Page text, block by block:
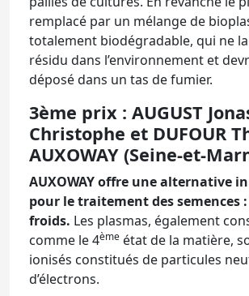
remplacé par un mélange de
totalement biodégradable, qui ne
résidu dans l’environnement et
déposé dans un tas de fumier.
3ème prix : AUGUST
Christophe et DUFOUR
AUXOWAY (Seine-et-
AUXOWAY offre une alternative
pour le traitement des semences
froids. Les plasmas, également
comme le 4ème état de la matière,
ionisés constitués de particules
d’électrons.